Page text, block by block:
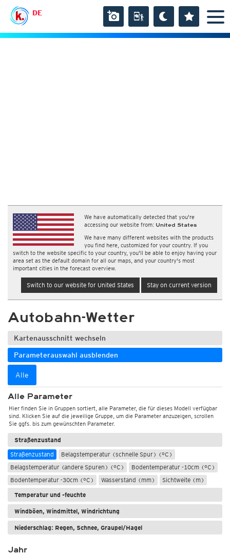
DE
We have automatically detected that you're
accessing our website from: United States
We have many different websites with the products
you find here, customized for your country. If you
switch to the website specific to your country, you'll be able to enjoy having your
area set as the default domain for all our maps, and your country's most
important cities in the forecast overview.
Switch to our website for United States Stay on current version
Autobahn-Wetter
Kartenausschnitt wechseln
Parameterauswahl ausblenden
Alle
Alle Parameter
Hier finden Sie in Gruppen sortiert, alle Parameter, die für dieses Modell verfügbar
sind. Klicken Sie auf die jeweilige Gruppe, um die Parameter anzuzeigen, scrollen
Sie ggfs. bis zum gewünschten Parameter.
Straßenzustand
Straßenzustand
Belagstemperatur (schnelle Spur) (°C)
Belagstemperatur (andere Spuren) (°C)
Bodentemperatur -10cm (°C)
Bodentemperatur -30cm (°C)
Wasserstand (mm)
Sichtweite (m)
Temperatur und -feuchte
Windböen, Windmittel, Windrichtung
Niederschlag: Regen, Schnee, Graupel/Hagel
Jahr